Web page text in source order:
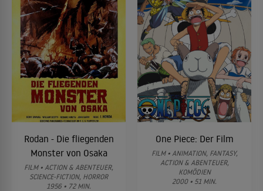
Rodan - Die fliegenden
Monster von Osaka
FILM • ACTION & ABENTEUER,
SCIENCE-FICTION, HORROR
1956 • 72 MIN.
One Piece: Der Film
FILM • ANIMATION, FANTASY,
ACTION & ABENTEUER,
KOMÖDIEN
2000 • 51 MIN.